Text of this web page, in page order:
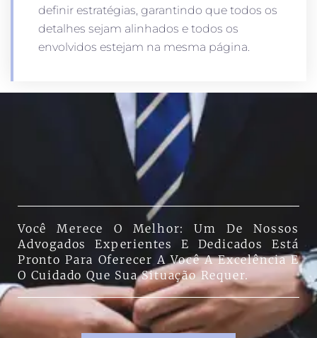
definir estratégias, garantindo que todos os
detalhes sejam alinhados e todos os
envolvidos estejam na mesma página.
Você Merece O Melhor: Um De Nossos
Advogados Experientes E Dedicados Está
Pronto Para Oferecer A Você A Excelência E
O Cuidado Que Sua Situação Requer.